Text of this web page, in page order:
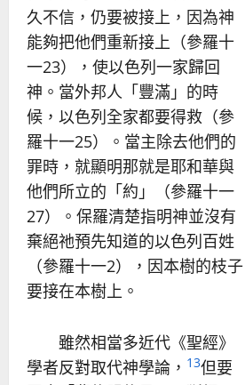
久不信，仍要被接上，因為神
能夠把他們重新接上（參羅十
一23），使以色列一家歸回
神。當外邦人「豐滿」的時
候，以色列全家都要得救（參
羅十一25）。當主除去他們的
罪時，就顯明那就是耶和華與
他們所立的「約」（參羅十一
27）。保羅清楚指明神並沒有
棄絕祂預先知道的以色列百姓
（參羅十一2），因本樹的枝子
要接在本樹上。
雖然相當多近代《聖經》
學者反對取代神學論， 13但要